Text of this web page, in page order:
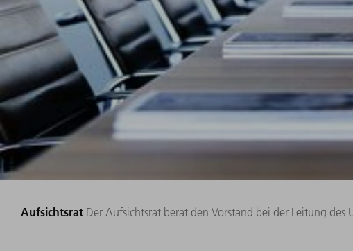
Aufsichtsrat Der Aufsichtsrat berät den Vorstand bei der Leitung